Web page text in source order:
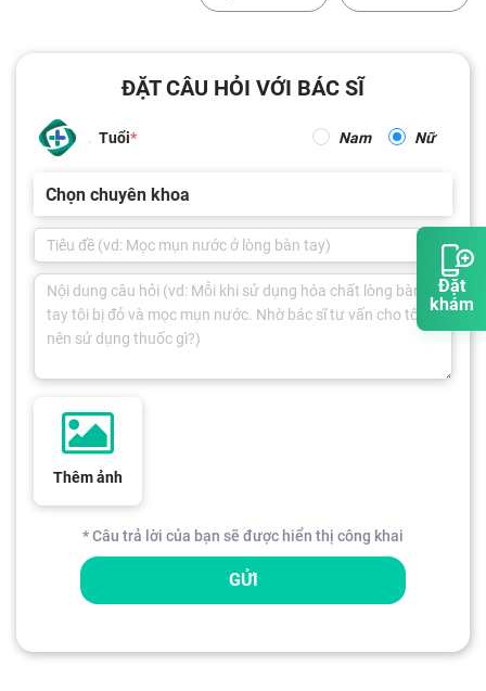
Đặt
khám
ĐẶT CÂU HỎI VỚI BÁC SĨ
Tuổi Nam Nữ
Chọn chuyên khoa
Thêm ảnh
* Câu trả lời của bạn sẽ được hiển thị công khai
GỬI